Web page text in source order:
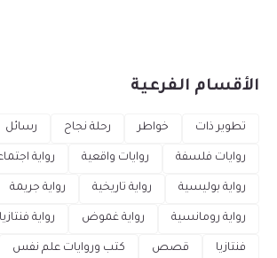
الأقسام الفرعية
تطوير ذات خواطر رحلة نجاح رسائل
روايات فلسفة روايات واقعية رواية
رواية بوليسية رواية تاريخية رواية جريمة
رواية رومانسية رواية غموض رواية فنتازيا
فنتازيا قصص كتب وروايات علم نفس